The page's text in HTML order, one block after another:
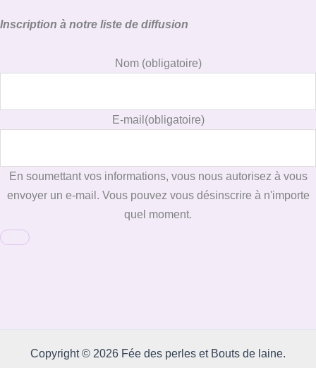
Inscription à notre liste de diffusion
Nom (obligatoire)
E-mail (obligatoire)
En soumettant vos informations, vous nous autorisez à vous
envoyer un e-mail. Vous pouvez vous désinscrire à n'importe
quel moment.
Copyright © 2026 Fée des perles et Bouts de laine.